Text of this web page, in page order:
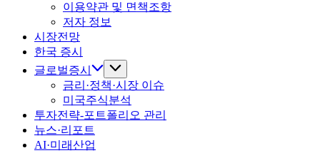
이용약관 및 면책조항
저자 정보
시장전망
한국 증시
글로벌증시
금리·정책·시장 이슈
미국주식분석
투자전략-포트폴리오 관리
뉴스·리포트
AI·미래산업